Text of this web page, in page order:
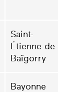
Saint-
Étienne-de-
Baïgorry
Bayonne